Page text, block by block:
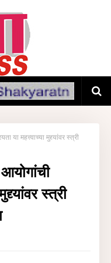
या महत्त्वाच्या मुद्द्यांवर स्त्री
स्त्री